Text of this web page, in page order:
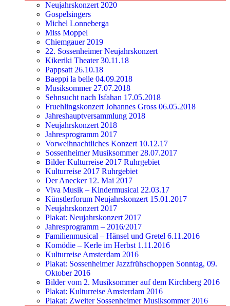
Neujahrskonzert 2020
Gospelsingers
Michel Lonneberga
Miss Moppel
Chiemgauer 2019
22. Sossenheimer Neujahrskonzert
Kikeriki Theater 30.11.18
Pappsatt 26.10.18
Baeppi la belle 04.09.2018
Musiksommer 27.07.2018
Sehnsucht nach Isfahan 17.05.2018
Fruehlingskonzert Johannes Gross 06.05.2018
Jahreshauptversammlung 2018
Neujahrskonzert 2018
Jahresprogramm 2017
Vorweihnachtliches Konzert 10.12.17
Sossenheimer Musiksommer 28.07.2017
Bilder Kulturreise 2017 Ruhrgebiet
Kulturreise 2017 Ruhrgebiet
Der Anecker 12. Mai 2017
Viva Musik – Kindermusical 22.03.17
Künstlerforum Neujahrskonzert 15.01.2017
Neujahrskonzert 2017
Plakat: Neujahrskonzert 2017
Jahresprogramm – 2016/2017
Familienmusical – Hänsel und Gretel 6.11.2016
Komödie – Kerle im Herbst 1.11.2016
Kulturreise Amsterdam 2016
Plakat: Sossenheimer Jazzfrühschoppen Sonntag, 09.
Oktober 2016
Bilder vom 2. Musiksommer auf dem Kirchberg 2016
Plakat: Kulturreise Amsterdam 2016
Plakat: Zweiter Sossenheimer Musiksommer 2016